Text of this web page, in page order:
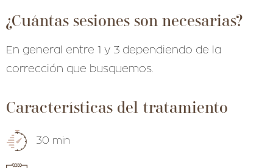
¿Cuántas sesiones son necesarias?
En general entre 1 y 3 dependiendo de la
corrección que busquemos.
Características del tratamiento
30 min